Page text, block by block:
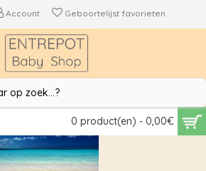
Account Geboortelijst favorieten
0 product(en) - 0,00€